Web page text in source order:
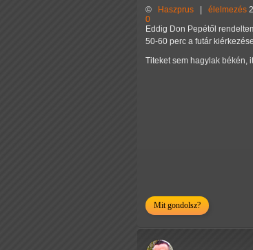
© Haszprus élelmezés
0
Eddig Don Pepétől
50-60 perc a futár
Titeket sem hagylak békén,
Mit gondolsz?